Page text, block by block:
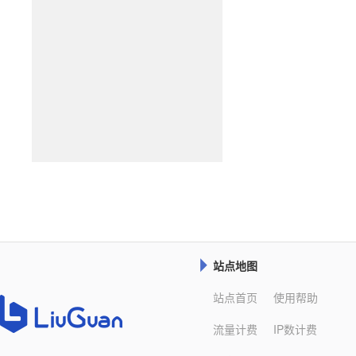
 站点地图
站点首页
流量计费
使用帮助
IP数计费